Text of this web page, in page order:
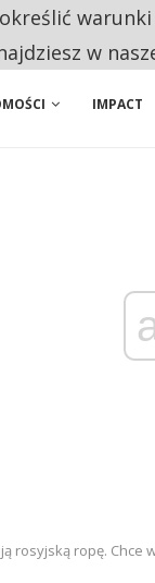
NA
IMPACT
rosyjską ropę. Chce
w